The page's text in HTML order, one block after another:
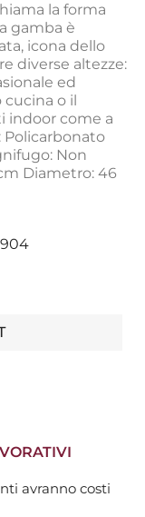
la forma
gamba è
icona dello
diverse altezze:
ed
o il
indoor come a
Non
Diametro: 46
avranno costi